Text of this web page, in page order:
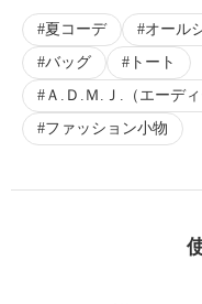
夏コーデ オール
バッグ
トート
Ａ.Ｄ.Ｍ.Ｊ.（エーディ
ファッション小物